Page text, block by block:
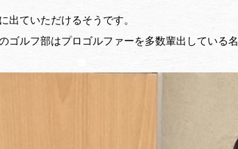
出ていただけるそうです。
ゴルフ部はプロゴルファーを多数輩出している名